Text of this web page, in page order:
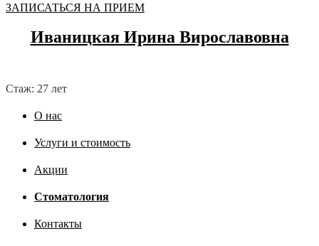
ЗАПИСАТЬСЯ НА ПРИЕМ
Иваницкая Ирина Вирославовна
Стаж: 27 лет
О нас
Услуги и стоимость
Акции
Стоматология
Контакты